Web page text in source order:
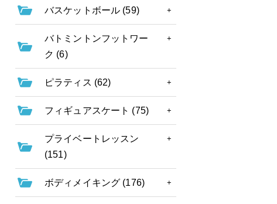
バスケットボール (59)
バトミントンフットワー
ク (6)
ピラティス (62)
フィギュアスケート (75)
プライベートレッスン
(151)
ボディメイキング (176)